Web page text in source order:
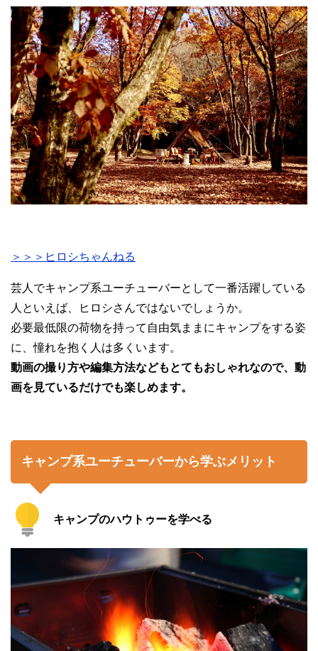
＞＞＞ヒロシちゃんねる
芸人でキャンプ系ユーチューバーとして一番活躍している
人といえば、ヒロシさんではないでしょうか。
必要最低限の荷物を持って自由気ままにキャンプをする姿
に、憧れを抱く人は多くいます。
動画の撮り方や編集方法などもとてもおしゃれなので、動
画を見ているだけでも楽しめます。
キャンプ系ユーチューバーから学ぶメリット
キャンプのハウトゥーを学べる